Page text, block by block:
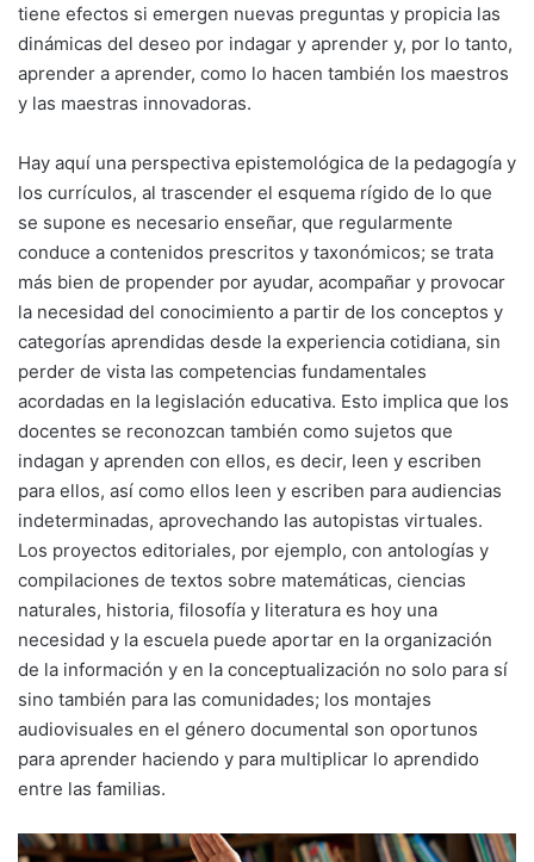
tiene efectos si emergen nuevas preguntas y propicia las
dinámicas del deseo por indagar y aprender y, por lo tanto,
aprender a aprender, como lo hacen también los maestros
y las maestras innovadoras.
Hay aquí una perspectiva epistemológica de la pedagogía y
los currículos, al trascender el esquema rígido de lo que
se supone es necesario enseñar, que regularmente
conduce a contenidos prescritos y taxonómicos; se trata
más bien de propender por ayudar, acompañar y provocar
la necesidad del conocimiento a partir de los conceptos y
categorías aprendidas desde la experiencia cotidiana, sin
perder de vista las competencias fundamentales
acordadas en la legislación educativa. Esto implica que los
docentes se reconozcan también como sujetos que
indagan y aprenden con ellos, es decir, leen y escriben
para ellos, así como ellos leen y escriben para audiencias
indeterminadas, aprovechando las autopistas virtuales.
Los proyectos editoriales, por ejemplo, con antologías y
compilaciones de textos sobre matemáticas, ciencias
naturales, historia, filosofía y literatura es hoy una
necesidad y la escuela puede aportar en la organización
de la información y en la conceptualización no solo para sí
sino también para las comunidades; los montajes
audiovisuales en el género documental son oportunos
para aprender haciendo y para multiplicar lo aprendido
entre las familias.